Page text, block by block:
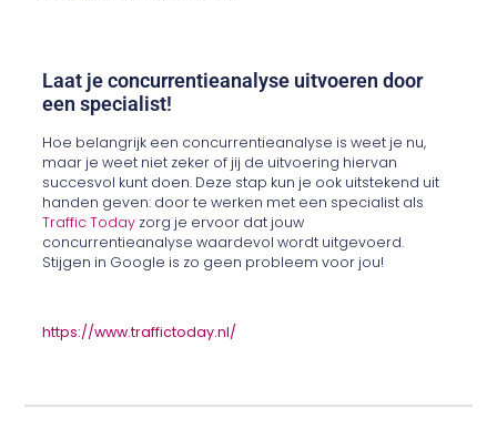
Laat je concurrentieanalyse uitvoeren door
een specialist!
Hoe belangrijk een concurrentieanalyse is weet je nu,
maar je weet niet zeker of jij de uitvoering hiervan
succesvol kunt doen. Deze stap kun je ook uitstekend uit
handen geven: door te werken met een specialist als
Traffic Today zorg je ervoor dat jouw
concurrentieanalyse waardevol wordt uitgevoerd.
Stijgen in Google is zo geen probleem voor jou!
https://www.traffictoday.nl/